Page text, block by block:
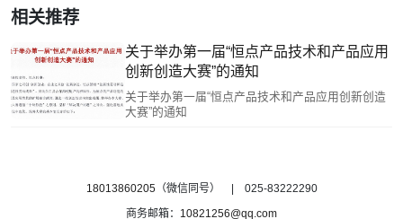
相关推荐
关于举办第一届“恒点产品技术和产品应用
创新创造大赛”的通知
关于举办第一届“恒点产品技术和产品应用创新创造
大赛”的通知
18013860205（微信同号） | 025-83222290
商务邮箱： 10821256@qq.com